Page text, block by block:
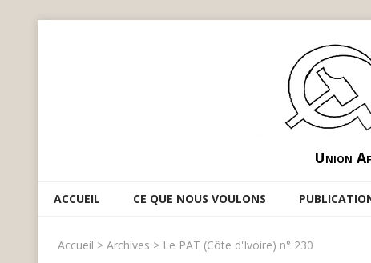
Union
ACCUEIL CE QUE NOUS VOULONS
Accueil > Archives > Le PAT (Côte d'Ivoire) n° 230